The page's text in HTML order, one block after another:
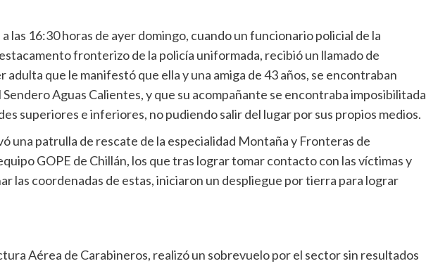
las 16:30 horas de ayer domingo, cuando un funcionario policial de la
fronterizo de la policía uniformada, recibió un llamado de
adulta que le manifestó que ella y una amiga de 43 años, se encontraban
Aguas Calientes, y que su acompañante se encontraba imposibilitada
superiores e inferiores, no pudiendo salir del lugar por sus propios medios.
una patrulla de rescate de la especialidad Montaña y Fronteras de
GOPE de Chillán, los que tras lograr tomar contacto con las víctimas y
las coordenadas de estas, iniciaron un despliegue por tierra para lograr
Aérea de Carabineros, realizó un sobrevuelo por el sector sin resultados